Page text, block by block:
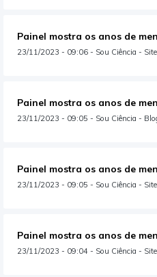
Painel mostra os anos de
23/11/2023 - 09:06 - Sou Ciência -
Painel mostra os anos de
23/11/2023 - 09:05 - Sou Ciência -
Painel mostra os anos de
23/11/2023 - 09:05 - Sou Ciência -
Painel mostra os anos de
23/11/2023 - 09:04 - Sou Ciência - Site